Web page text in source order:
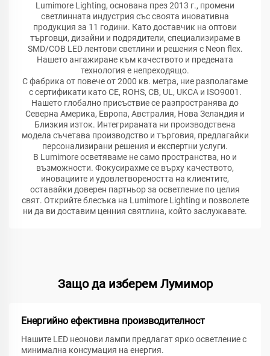
Lumimore Lighting, основана през 2013 г., промени
светлинната индустрия със своята иновативна
продукция за 11 години. Като доставчик на оптови
търговци, дизайни и подрядители, специализираме в
SMD/COB LED лентови светлини и решения с Neon flex.
Нашето ангажиране към качеството и предената
технология е непреходящо.
С фабрика от повече от 2000 кв. метра, ние разполагаме
с сертификати като CE, ROHS, CB, UL, UKCA и ISO9001.
Нашето глобално присъствие се разпространява до
Северна Америка, Европа, Австралия, Нова Зеландия и
Близкия изток. Интегрираната ни производствена
модела съчетава производство и търговия, предлагайки
персонализирани решения и експертни услуги.
В Lumimore осветяваме не само пространства, но и
възможности. Фокусирахме се върху качеството,
иновациите и удовлетвореността на клиентите,
оставайки доверен партньор за осветление по целия
свят. Открийте блесъка на Lumimore Lighting и позволете
ни да ви доставим ценния святлина, който заслужавате.
Защо да изберем Лумимор
Енергийно ефективна производителност
Нашите LED неонови лампи предлагат ярко осветление с
минимална консумация на енергия.